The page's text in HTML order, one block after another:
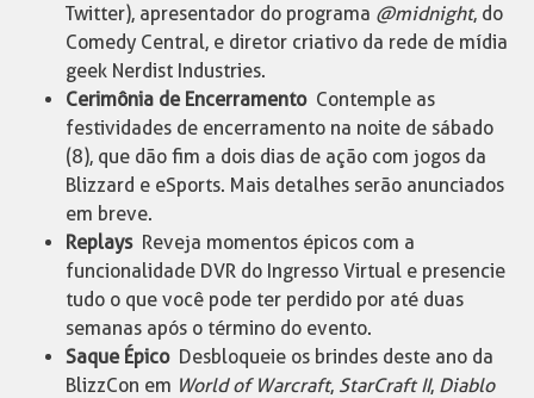
Twitter), apresentador do programa @midnight, do
Comedy Central, e diretor criativo da rede de mídia
geek Nerdist Industries.
Cerimônia de Encerramento Contemple as
festividades de encerramento na noite de sábado
(8), que dão fim a dois dias de ação com jogos da
Blizzard e eSports. Mais detalhes serão anunciados
em breve.
Replays Reveja momentos épicos com a
funcionalidade DVR do Ingresso Virtual e presencie
tudo o que você pode ter perdido por até duas
semanas após o término do evento.
Saque Épico Desbloqueie os brindes deste ano da
BlizzCon em World of Warcraft, StarCraft II, Diablo